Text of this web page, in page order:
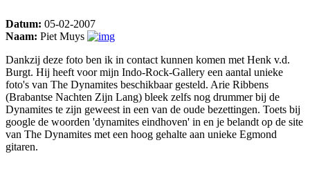
Datum: 05-02-2007
Naam: Piet Muys
Dankzij deze foto ben ik in contact kunnen komen met Henk v.d.
Burgt. Hij heeft voor mijn Indo-Rock-Gallery een aantal unieke
foto's van The Dynamites beschikbaar gesteld. Arie Ribbens
(Brabantse Nachten Zijn Lang) bleek zelfs nog drummer bij de
Dynamites te zijn geweest in een van de oude bezettingen. Toets bij
google de woorden 'dynamites eindhoven' in en je belandt op de site
van The Dynamites met een hoog gehalte aan unieke Egmond
gitaren.